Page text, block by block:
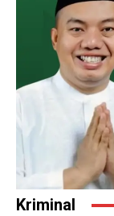
Kriminal